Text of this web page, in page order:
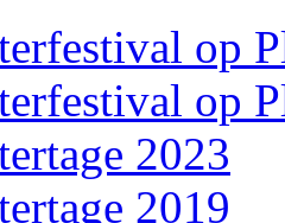
op
op
2023
2019